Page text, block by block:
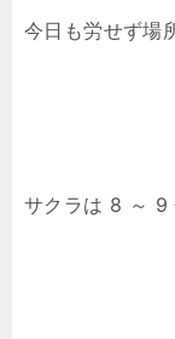
今日も労せず場
サクラは 8 ～ 9